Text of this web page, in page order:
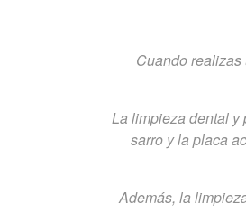
Cuando
La limpieza dental y
sarro y la placa
Además, la